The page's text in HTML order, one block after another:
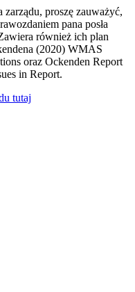
zarządu, proszę zauważyć,
pana posła
również ich plan
(2020) WMAS
oraz Ockenden Report
in Report.
tutaj